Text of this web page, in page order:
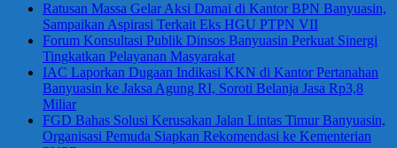
Ratusan Massa Gelar Aksi Damai di Kantor BPN Banyuasin,
Sampaikan Aspirasi Terkait Eks HGU PTPN VII
Forum Konsultasi Publik Dinsos Banyuasin Perkuat Sinergi
Tingkatkan Pelayanan Masyarakat
IAC Laporkan Dugaan Indikasi KKN di Kantor Pertanahan
Banyuasin ke Jaksa Agung RI, Soroti Belanja Jasa Rp3,8
Miliar
FGD Bahas Solusi Kerusakan Jalan Lintas Timur Banyuasin,
Organisasi Pemuda Siapkan Rekomendasi ke Kementerian